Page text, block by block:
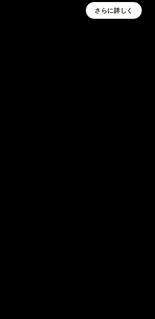
さらに詳しく